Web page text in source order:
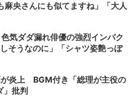
央さんにも似てますね」「大人
気ダダ漏れ俳優の強烈インパク
そうなのに」「シャツ姿艶っぽ
炎上 BGM付き「総理が主役の
」批判